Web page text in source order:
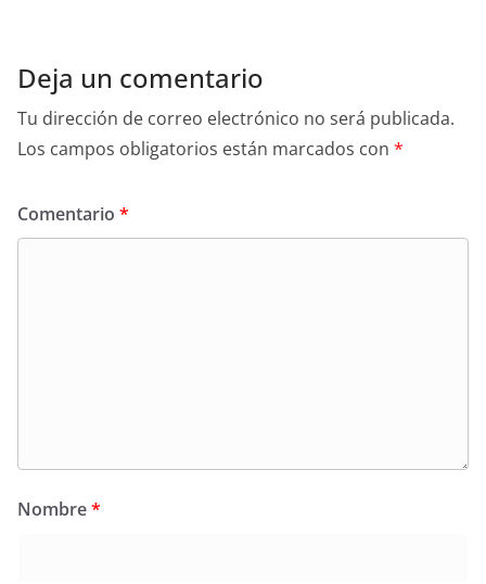
Deja un comentario
Tu dirección de correo electrónico no será publicada.
Los campos obligatorios están marcados con *
Comentario *
Nombre*